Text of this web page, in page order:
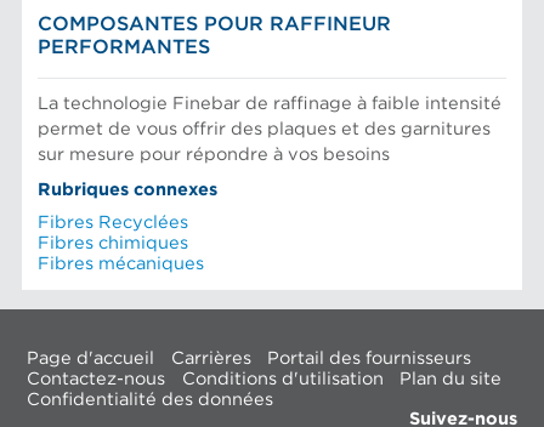
COMPOSANTES POUR RAFFINEUR
PERFORMANTES
La technologie Finebar de raffinage à faible intensité
permet de vous offrir des plaques et des garnitures
sur mesure pour répondre à vos besoins
Rubriques connexes
Fibres Recyclées
Fibres chimiques
Fibres mécaniques
Page d'accueil Carrières
Portail des fournisseurs
Contactez-nous
Conditions d'utilisation
Plan du site
Confidentialité des données
Suivez-nous